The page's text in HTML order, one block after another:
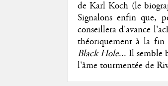
de Karl Koch (le
Signalons enfin que,
conseillera d'avance
théoriquement à la
Black Hole... Il semble
l'âme tourmentée de